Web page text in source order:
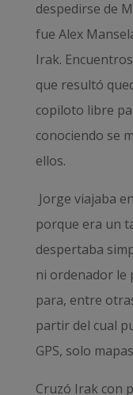
despedirse de
fue Alex
Irak.
que resultó
copiloto libre
conociendo se
ellos.
Jorge viajaba
porque era un
despertaba
ni ordenador
para, entre
partir del cual
GPS, solo
Cruzó Irak con